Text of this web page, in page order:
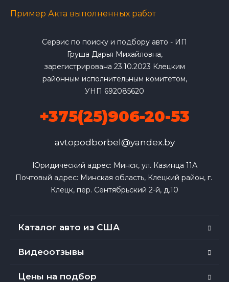
Пример Акта выполненных работ
Сервис по поиску и подбору авто - ИП
Груша Дарья Михайловна,
зарегистрирована 23.10.2023 Клецким
районным исполнительным комитетом,
УНП 692085620
+375(25)906-20-53
avtopodborbel@yandex.by
Юридический адрес: Минск, ул. Казинца 11А
Почтовый адрес: Минская область, Клецкий район, г.
Клецк, пер. Сентябрьский 2-й, д.10
Каталог авто из США
Видеоотзывы
Цены на подбор